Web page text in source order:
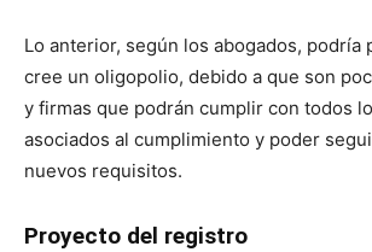
Lo anterior, según los abogados, podría
cree un oligopolio, debido a que son
y firmas que podrán cumplir con todos
asociados al cumplimiento y poder
nuevos requisitos.
Proyecto del registro